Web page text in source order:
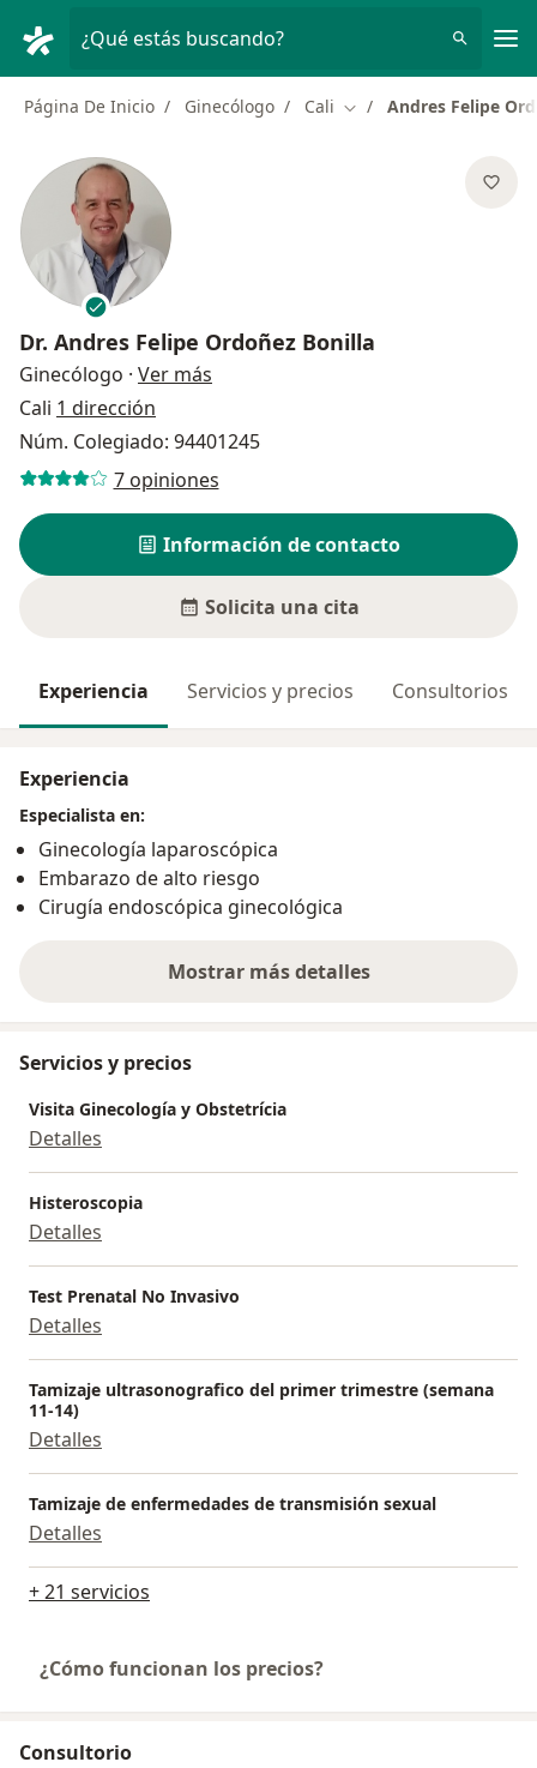
¿Qué estás buscando?
Página De Inicio Ginecólogo Cali Cambiar de ciudad
Andres Felipe
Dr. Andres Felipe Ordoñez Bonilla
Ginecólogo · Ver más
Cali 1 dirección
Núm. Colegiado: 94401245
7 opiniones
Información de contacto
Solicita una cita
Experiencia Servicios y precios Consultorios
Experiencia
Especialista en:
Ginecología laparoscópica
Embarazo de alto riesgo
Cirugía endoscópica ginecológica
Mostrar más detalles
sobre la experiencia
Servicios y precios
Visita Ginecología y Obstetrícia
Detalles
Histeroscopia
Detalles
Test Prenatal No Invasivo
Detalles
Tamizaje ultrasonografico del primer trimestre (semana
11-14)
Detalles
Tamizaje de enfermedades de transmisión sexual
Detalles
+ 21 servicios
¿Cómo funcionan los precios?
Consultorio